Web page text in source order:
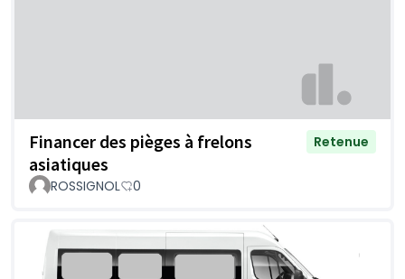
Financer des pièges à frelons
asiatiques
Retenue
ROSSIGNOL 0